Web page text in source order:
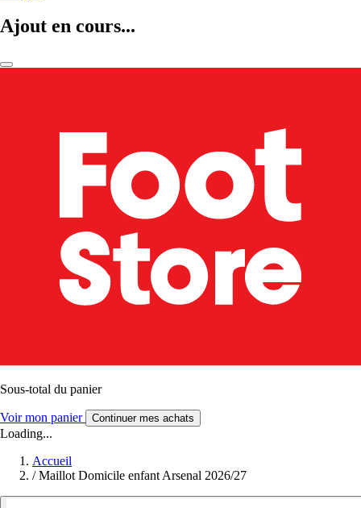
Ajout en cours...
Sous-total du panier
Voir mon panier Continuer mes achats
Loading...
Accueil
/ Maillot Domicile enfant Arsenal 2026/27